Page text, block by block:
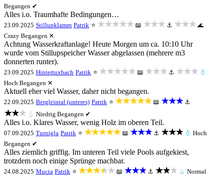
Begangen ✔
Alles i.o. Traumhafte Bedingungen…
23.09.2025 Stillupklamm Patrik ⭐ ★★★★★ 📖 ★★★ ⚓ ★★★ 🌊
Crazy Begangen ✕
Achtung Wasserkraftanlage! Heute Morgen um ca. 10:10 Uhr
wurde vom Stillupspeicher Wasser abgelassen (mehrere m3
donnerten runter).
23.09.2025 Hintertuxbach Patrik ⭐ ★★★★★ 📖 ★★★ ⚓ ★★★ 💧
Hoch Begangen ✕
Aktuell eher viel Wasser, daher nicht begangen.
22.09.2025 Bergleintal (unteres) Patrik ⭐ ★★★★★ 📖 ★★★ ⚓
★★★ 💧 Niedrig Begangen ✔
Alles i.o. Klares Wasser, wenig Holz im oberen Teil.
07.09.2025 Turnigla Patrik ⭐ ★★★★★ 📖 ★★★ ⚓ ★★★ 💧 Hoch
Begangen ✔
Alles ziemlich griffig. Im unteren Teil viele Pools aufgekiest,
trotzdem noch einige Sprünge machbar.
24.08.2025 Mucia Patrik ⭐ ★★★★★ 📖 ★★★ ⚓ ★★★ 💧 Normal